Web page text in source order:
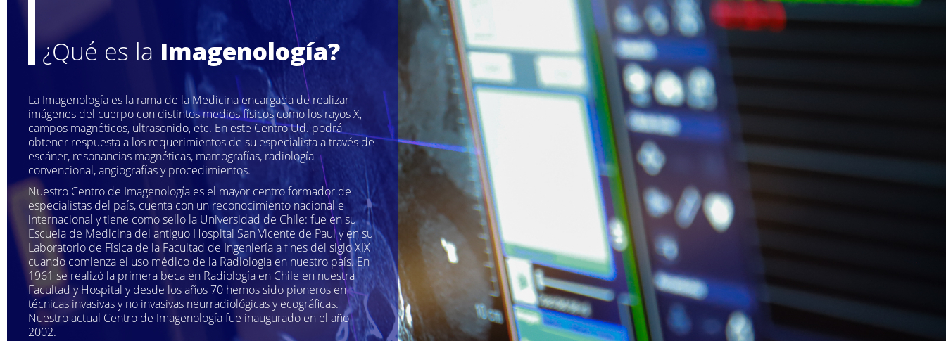
¿Qué es la Imagenología?
La Imagenología es la rama de la Medicina encargada de realizar
imágenes del cuerpo con distintos medios físicos como los rayos X,
campos magnéticos, ultrasonido, etc. En este Centro Ud. podrá
obtener respuesta a los requerimientos de su especialista a través de
escáner, resonancias magnéticas, mamografías, radiología
convencional, angiografías y procedimientos.
Nuestro Centro de Imagenología es el mayor centro formador de
especialistas del país, cuenta con un reconocimiento nacional e
internacional y tiene como sello la Universidad de Chile: fue en su
Escuela de Medicina del antiguo Hospital San Vicente de Paul y en su
Laboratorio de Física de la Facultad de Ingeniería a fines del siglo XIX
cuando comienza el uso médico de la Radiología en nuestro país. En
1961 se realizó la primera beca en Radiología en Chile en nuestra
Facultad y Hospital y desde los años 70 hemos sido pioneros en
técnicas invasivas y no invasivas neurradiológicas y ecográficas.
Nuestro actual Centro de Imagenología fue inaugurado en el año
2002.